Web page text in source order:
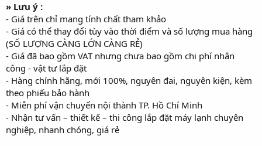
» Lưu ý :
- Giá trên chỉ mang tính chất tham khảo
- Giá có thể thay đổi tùy vào thời điểm và số lượng mua hàng
(SỐ LƯỢNG CÀNG LỚN CÀNG RẺ)
- Giá đã bao gồm VAT nhưng chưa bao gồm chi phí nhân
công - vật tư lắp đặt
- Hàng chính hãng, mới 100%, nguyên đai, nguyên kiện, kèm
theo phiếu bảo hành
- Miễn phí vận chuyển nội thành TP. Hồ Chí Minh
- Nhận tư vấn – thiết kế – thi công lắp đặt máy lạnh chuyên
nghiệp, nhanh chóng, giá rẻ